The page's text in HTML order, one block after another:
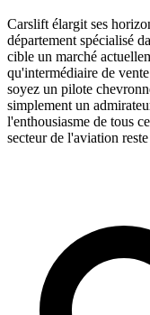
Carslift élargit ses
département spécialisé
cible un marché
qu'intermédiaire de
soyez un pilote
simplement un
l'enthousiasme de tous
secteur de l'aviation